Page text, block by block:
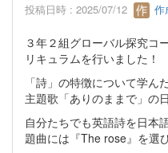
投稿日時 : 2025/07/12 作
３年２組グローバル探究コ
リキュラムを行いました！
「詩」の特徴について学ん
主題歌「ありのままで」の
自分たちでも英語詩を日本
題曲には『The rose』を選